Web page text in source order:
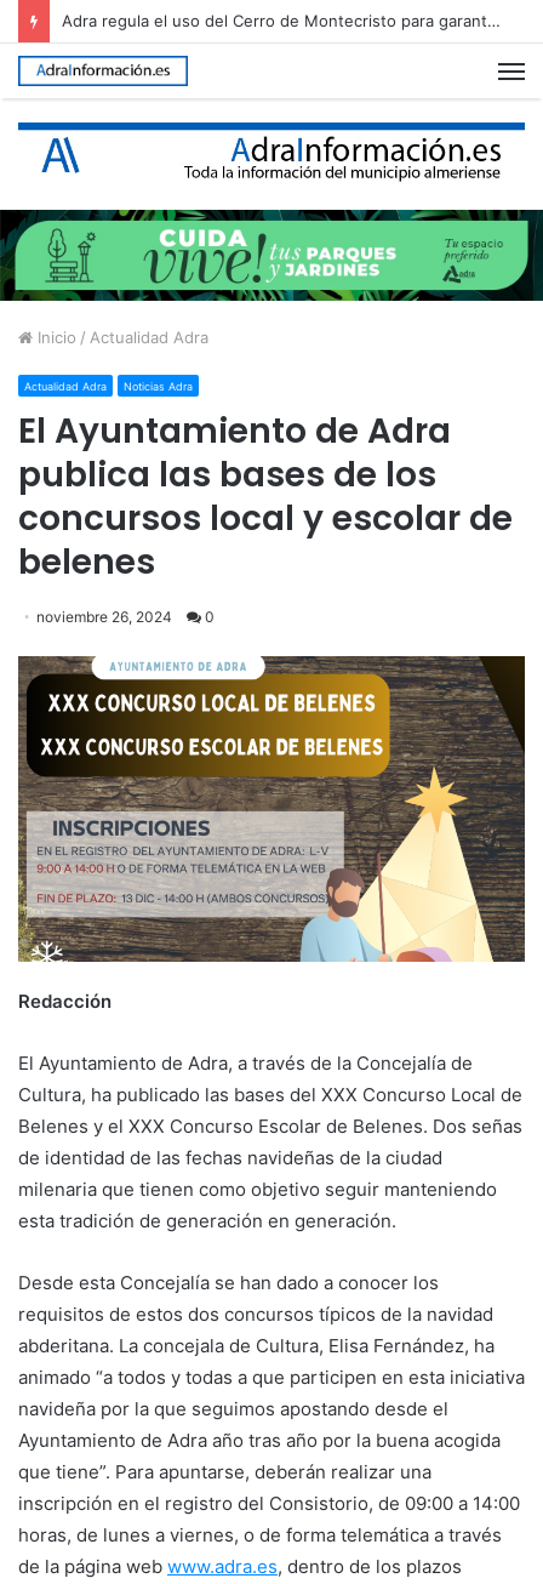
Pepe Cazorla será el pregonero de la Feria de Adra 2026
Inicio / Actualidad Adra
Actualidad Adra Noticias Adra
El Ayuntamiento de Adra
publica las bases de los
concursos local y escolar de
belenes
noviembre 26, 2024 0
Redacción
El Ayuntamiento de Adra, a través de la Concejalía de
Cultura, ha publicado las bases del XXX Concurso Local de
Belenes y el XXX Concurso Escolar de Belenes. Dos señas
de identidad de las fechas navideñas de la ciudad
milenaria que tienen como objetivo seguir manteniendo
esta tradición de generación en generación.
Desde esta Concejalía se han dado a conocer los
requisitos de estos dos concursos típicos de la navidad
abderitana. La concejala de Cultura, Elisa Fernández, ha
animado “a todos y todas a que participen en esta iniciativa
navideña por la que seguimos apostando desde el
Ayuntamiento de Adra año tras año por la buena acogida
que tiene”. Para apuntarse, deberán realizar una
inscripción en el registro del Consistorio, de 09:00 a 14:00
horas, de lunes a viernes, o de forma telemática a través
de la página web www.adra.es, dentro de los plazos